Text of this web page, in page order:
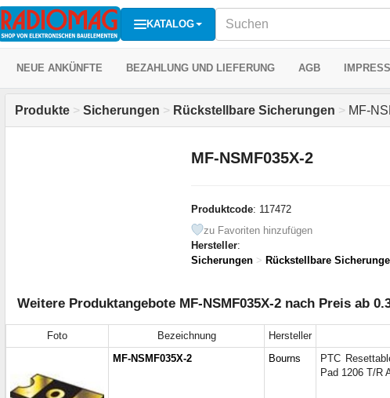
KATALOG
NEUE ANKÜNFTE BEZAHLUNG UND LIEFERUNG AGB
Produkte > Sicherungen > Rückstellbare Sicherungen > MF-
MF-NSMF035X-2
Produktcode: 117472
zu Favoriten hinzufügen
Hersteller:
Sicherungen > Rückstellbare
Weitere Produktangebote MF-NSMF035X-2 nach Preis ab
Foto Bezeichnung Hersteller
MF-NSMF035X-2
Bourns
PTC
Pad 1206 T/R